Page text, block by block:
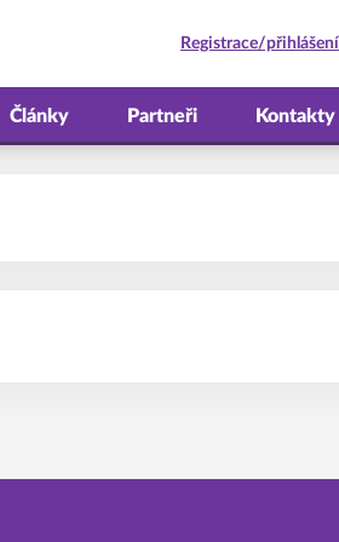
Registrace/přihlášení
Články Partneři Kontakty